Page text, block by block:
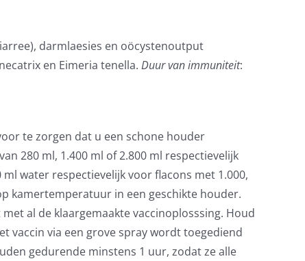
darmlaesies en oöcystenoutput
en Eimeria tenella. Duur van immuniteit:
te zorgen dat u een schone houder
280 ml, 1.400 ml of 2.800 ml respectievelijk
water respectievelijk voor flacons met 1.000,
kamertemperatuur in een geschikte houder.
al de klaargemaakte vaccinoplosssing. Houd
vaccin via een grove spray wordt toegediend
gedurende minstens 1 uur, zodat ze alle